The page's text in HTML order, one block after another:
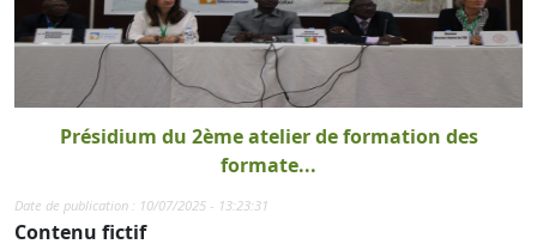
Présidium du 2ème atelier de formation des
formate...
Date de publication : 10/07/2025 - 13:23:31
Contenu fictif